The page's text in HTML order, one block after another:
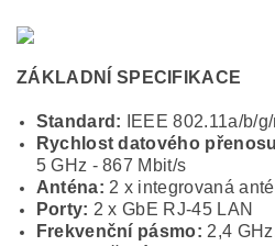
ZÁKLADNÍ SPECIFIKACE
Standard: IEEE 802.11a/b/
Rychlost datového
5 GHz - 867 Mbit/s
Anténa: 2 x integrovaná
Porty: 2 x GbE RJ-45 LAN
Frekvenční pásmo: 2,4